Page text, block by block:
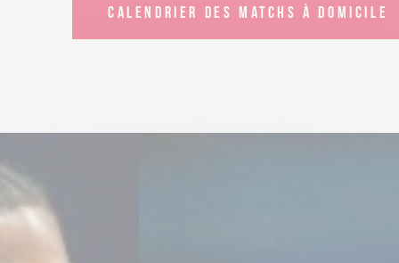
CALENDRIER DES MATCHS À DOMICILE